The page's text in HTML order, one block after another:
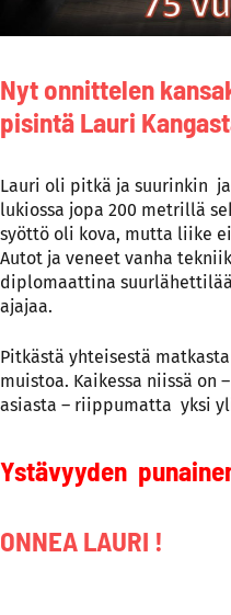
Nyt onnittelen
pisintä Lauri
Lauri oli pitkä ja suurinkin
lukiossa jopa 200 metrillä
syöttö oli kova, mutta liike
Autot ja veneet vanha
diplomaattina
ajajaa.
Pitkästä yhteisestä
muistoa. Kaikessa niissä on
asiasta – riippumatta yksi
Ystävyyden
ONNEA LAURI !